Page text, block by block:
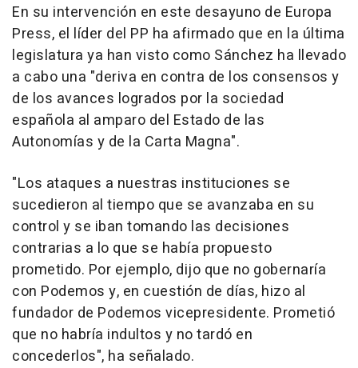
En su intervención en este desayuno de Europa
Press, el líder del PP ha afirmado que en la última
legislatura ya han visto como Sánchez ha llevado
a cabo una "deriva en contra de los consensos y
de los avances logrados por la sociedad
española al amparo del Estado de las
Autonomías y de la Carta Magna".
"Los ataques a nuestras instituciones se
sucedieron al tiempo que se avanzaba en su
control y se iban tomando las decisiones
contrarias a lo que se había propuesto
prometido. Por ejemplo, dijo que no gobernaría
con Podemos y, en cuestión de días, hizo al
fundador de Podemos vicepresidente. Prometió
que no habría indultos y no tardó en
concederlos", ha señalado.